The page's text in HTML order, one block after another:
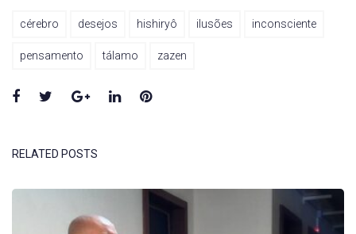
cérebro desejos hishiryô ilusões inconsciente
pensamento tálamo zazen
Facebook
TwitterGoogle+LinkedInPinterest
RELATED POSTS